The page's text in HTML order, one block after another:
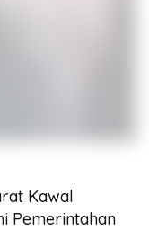
Kawal
Pemerintahan